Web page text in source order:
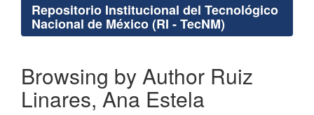
Repositorio Institucional del Tecnológico
Nacional de México (RI - TecNM)
Browsing by Author Ruiz
Linares, Ana Estela